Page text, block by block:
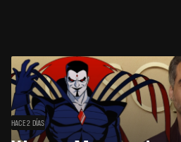
HACE 2 DÍAS